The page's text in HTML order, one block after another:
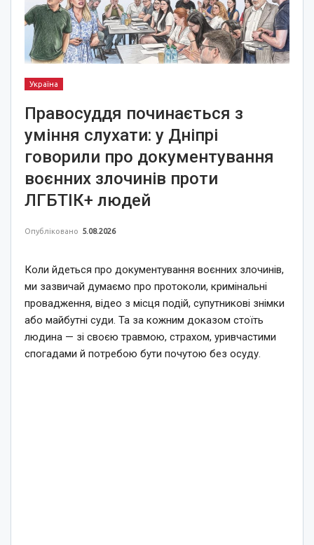
Україна
Правосуддя починається з
уміння слухати: у Дніпрі
говорили про документування
воєнних злочинів проти
ЛГБТІК+ людей
Опубліковано 5.08.2026
Коли йдеться про документування воєнних злочинів,
ми зазвичай думаємо про протоколи, кримінальні
провадження, відео з місця подій, супутникові знімки
або майбутні суди. Та за кожним доказом стоїть
людина — зі своєю травмою, страхом, уривчастими
спогадами й потребою бути почутою без осуду.